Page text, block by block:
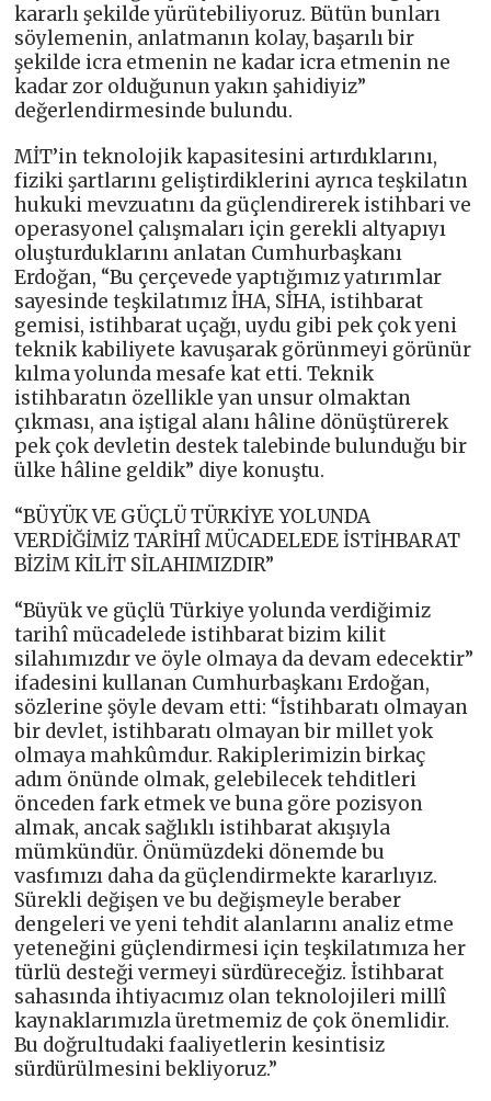
kararlı şekilde yürütebiliyoruz. Bütün bunları
söylemenin, anlatmanın kolay, başarılı bir
şekilde icra etmenin ne kadar icra etmenin ne
kadar zor olduğunun yakın şahidiyiz”
değerlendirmesinde bulundu.
MİT’in teknolojik kapasitesini artırdıklarını,
fiziki şartlarını geliştirdiklerini ayrıca teşkilatın
hukuki mevzuatını da güçlendirerek istihbari ve
operasyonel çalışmaları için gerekli altyapıyı
oluşturduklarını anlatan Cumhurbaşkanı
Erdoğan, “Bu çerçevede yaptığımız yatırımlar
sayesinde teşkilatımız İHA, SİHA, istihbarat
gemisi, istihbarat uçağı, uydu gibi pek çok yeni
teknik kabiliyete kavuşarak görünmeyi görünür
kılma yolunda mesafe kat etti. Teknik
istihbaratın özellikle yan unsur olmaktan
çıkması, ana iştigal alanı hâline dönüştürerek
pek çok devletin destek talebinde bulunduğu bir
ülke hâline geldik” diye konuştu.
“BÜYÜK VE GÜÇLÜ TÜRKİYE YOLUNDA
VERDİĞİMİZ TARİHÎ MÜCADELEDE İSTİHBARAT
BİZİM KİLİT SİLAHIMIZDIR”
“Büyük ve güçlü Türkiye yolunda verdiğimiz
tarihî mücadelede istihbarat bizim kilit
silahımızdır ve öyle olmaya da devam edecektir”
ifadesini kullanan Cumhurbaşkanı Erdoğan,
sözlerine şöyle devam etti: “İstihbaratı olmayan
bir devlet, istihbaratı olmayan bir millet yok
olmaya mahkûmdur. Rakiplerimizin birkaç
adım önünde olmak, gelebilecek tehditleri
önceden fark etmek ve buna göre pozisyon
almak, ancak sağlıklı istihbarat akışıyla
mümkündür. Önümüzdeki dönemde bu
vasfımızı daha da güçlendirmekte kararlıyız.
Sürekli değişen ve bu değişmeyle beraber
dengeleri ve yeni tehdit alanlarını analiz etme
yeteneğini güçlendirmesi için teşkilatımıza her
türlü desteği vermeyi sürdüreceğiz. İstihbarat
sahasında ihtiyacımız olan teknolojileri millî
kaynaklarımızla üretmemiz de çok önemlidir.
Bu doğrultudaki faaliyetlerin kesintisiz
sürdürülmesini bekliyoruz.”